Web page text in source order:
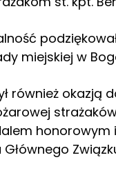
miejskiej w
również okazją
honorowym